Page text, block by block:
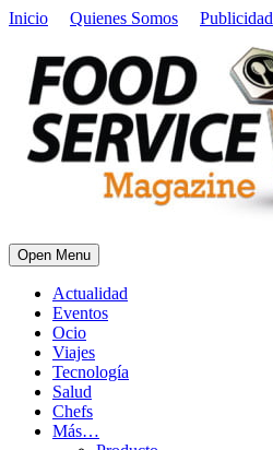
Inicio Quienes Somos Publicidad
Open Menu
Actualidad
Eventos
Ocio
Viajes
Tecnología
Salud
Chefs
Más…